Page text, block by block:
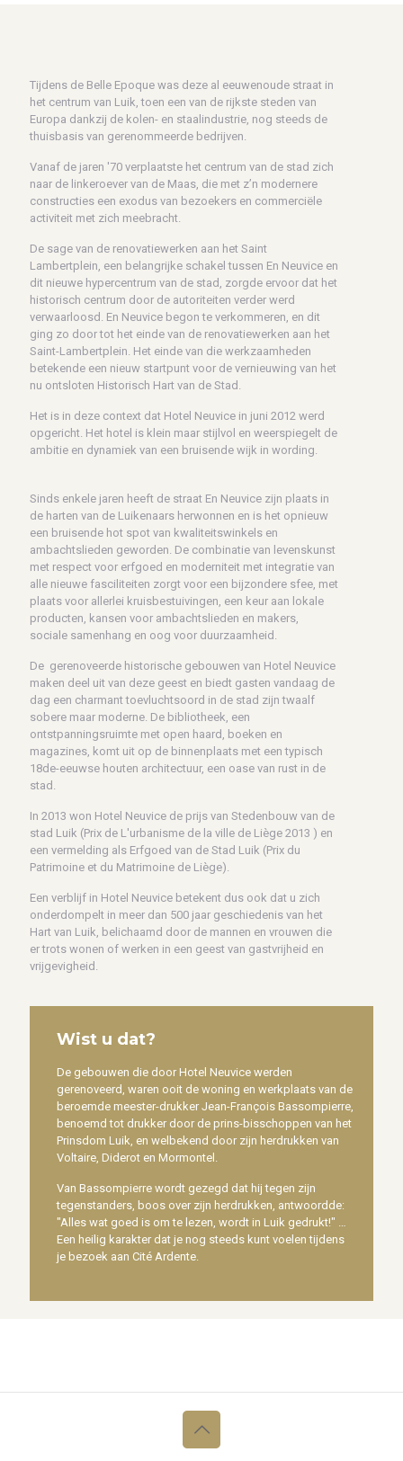
Tijdens de Belle Epoque was deze al eeuwenoude straat in
het centrum van Luik, toen een van de rijkste steden van
Europa dankzij de kolen- en staalindustrie, nog steeds de
thuisbasis van gerenommeerde bedrijven.
Vanaf de jaren '70 verplaatste het centrum van de stad zich
naar de linkeroever van de Maas, die met z’n modernere
constructies een exodus van bezoekers en commerciële
activiteit met zich meebracht.
De sage van de renovatiewerken aan het Saint
Lambertplein, een belangrijke schakel tussen En Neuvice en
dit nieuwe hypercentrum van de stad, zorgde ervoor dat het
historisch centrum door de autoriteiten verder werd
verwaarloosd. En Neuvice begon te verkommeren, en dit
ging zo door tot het einde van de renovatiewerken aan het
Saint-Lambertplein. Het einde van die werkzaamheden
betekende een nieuw startpunt voor de vernieuwing van het
nu ontsloten Historisch Hart van de Stad.
Het is in deze context dat Hotel Neuvice in juni 2012 werd
opgericht. Het hotel is klein maar stijlvol en weerspiegelt de
ambitie en dynamiek van een bruisende wijk in wording.
Sinds enkele jaren heeft de straat En Neuvice zijn plaats in
de harten van de Luikenaars herwonnen en is het opnieuw
een bruisende hot spot van kwaliteitswinkels en
ambachtslieden geworden. De combinatie van levenskunst
met respect voor erfgoed en moderniteit met integratie van
alle nieuwe fasciliteiten zorgt voor een bijzondere sfee, met
plaats voor allerlei kruisbestuivingen, een keur aan lokale
producten, kansen voor ambachtslieden en makers,
sociale samenhang en oog voor duurzaamheid.
De gerenoveerde historische gebouwen van Hotel Neuvice
maken deel uit van deze geest en biedt gasten vandaag de
dag een charmant toevluchtsoord in de stad zijn twaalf
sobere maar moderne. De bibliotheek, een
ontstpanningsruimte met open haard, boeken en
magazines, komt uit op de binnenplaats met een typisch
18de-eeuwse houten architectuur, een oase van rust in de
stad.
In 2013 won Hotel Neuvice de prijs van Stedenbouw van de
stad Luik (Prix de L'urbanisme de la ville de Liège 2013 ) en
een vermelding als Erfgoed van de Stad Luik (Prix du
Patrimoine et du Matrimoine de Liège).
Een verblijf in Hotel Neuvice betekent dus ook dat u zich
onderdompelt in meer dan 500 jaar geschiedenis van het
Hart van Luik, belichaamd door de mannen en vrouwen die
er trots wonen of werken in een geest van gastvrijheid en
vrijgevigheid.
Wist u dat?
De gebouwen die door Hotel Neuvice werden
gerenoveerd, waren ooit de woning en werkplaats van de
beroemde meester-drukker Jean-François Bassompierre,
benoemd tot drukker door de prins-bisschoppen van het
Prinsdom Luik, en welbekend door zijn herdrukken van
Voltaire, Diderot en Mormontel.
Van Bassompierre wordt gezegd dat hij tegen zijn
tegenstanders, boos over zijn herdrukken, antwoordde:
"Alles wat goed is om te lezen, wordt in Luik gedrukt!" …
Een heilig karakter dat je nog steeds kunt voelen tijdens
je bezoek aan Cité Ardente.